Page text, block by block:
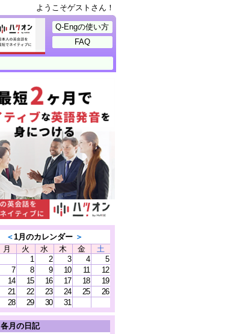
ようこそゲストさん！
Q-Engの使い方
FAQ
＜1月のカレンダー ＞
月 火 水 木 金
土
1
2 3 4
5
7 8 9 10 11
12
14 15 16 17 18
19
21 22 23 24 25
26
28 29 30 31
各月の日記